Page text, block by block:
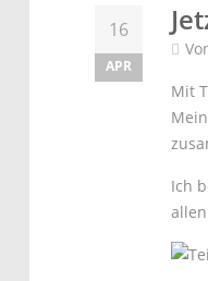
16
APR
Mit
Ich